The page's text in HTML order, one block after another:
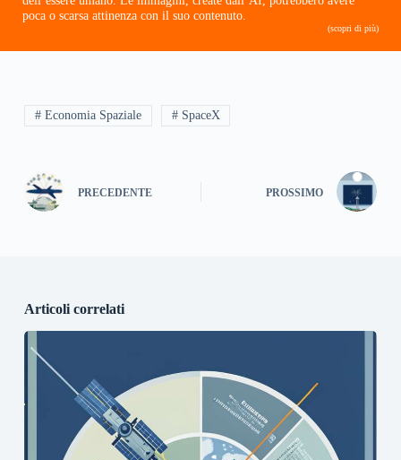
poca o scarsa attinenza con il suo contenuto.
(scopri di più)
# Economia Spaziale # SpaceX
PRECEDENTE PROSSIMO
Articoli correlati